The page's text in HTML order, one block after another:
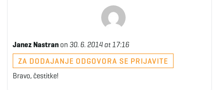
Janez Nastran on 30. 6. 2014 at 17:16
ZA DODAJANJE ODGOVORA SE PRIJAVITE
Bravo, čestitke!